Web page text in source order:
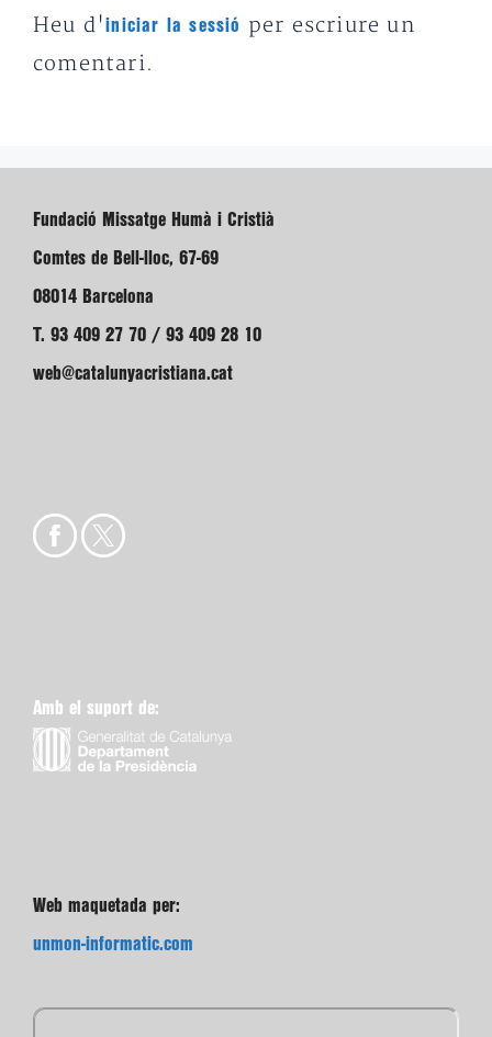
Heu d'iniciar la sessió
per escriure un
comentari.
Fundació Missatge Humà i Cristià
Comtes de Bell-lloc, 67-69
08014 Barcelona
T. 93 409 27 70 / 93 409 28 10
web@catalunyacristiana.cat